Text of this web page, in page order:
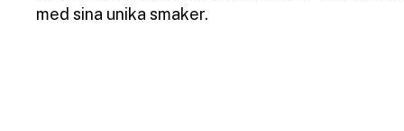
med sina unika smaker.